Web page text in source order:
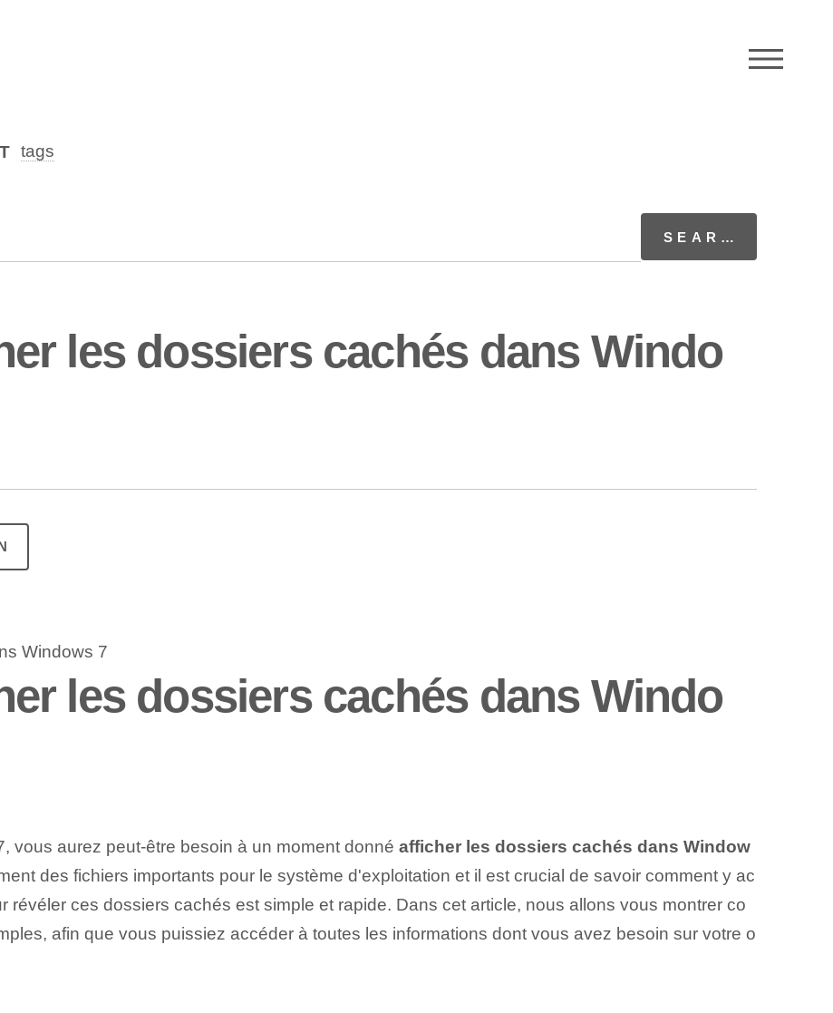
tags
les dossiers cachés dans Windo
les dossiers cachés dans Windo
vous aurez peut-être besoin à un moment donné afficher les dossiers cachés dans Window
des fichiers importants pour le système d'exploitation et il est crucial de savoir comment y ac
révéler ces dossiers cachés est simple et rapide. Dans cet article, nous allons vous montrer co
afin que vous puissiez accéder à toutes les informations dont vous avez besoin sur votre o